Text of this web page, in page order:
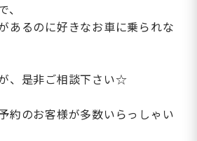
、
あるのに好きなお車に乗られな
、是非ご相談下さい☆
約のお客様が多数いらっしゃい